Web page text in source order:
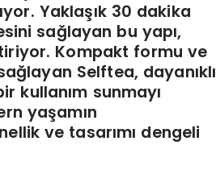
Yaklaşık 30 dakika
sağlayan bu yapı,
Kompakt formu ve
Selftea, dayanıklı
kullanım sunmayı
yaşamın
ve tasarımı dengeli